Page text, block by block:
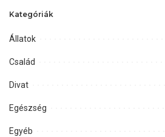
Kategóriák
Állatok
Család
Divat
Egészség
Egyéb